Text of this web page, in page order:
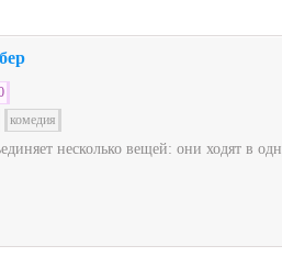
комедия
несколько вещей: они ходят в